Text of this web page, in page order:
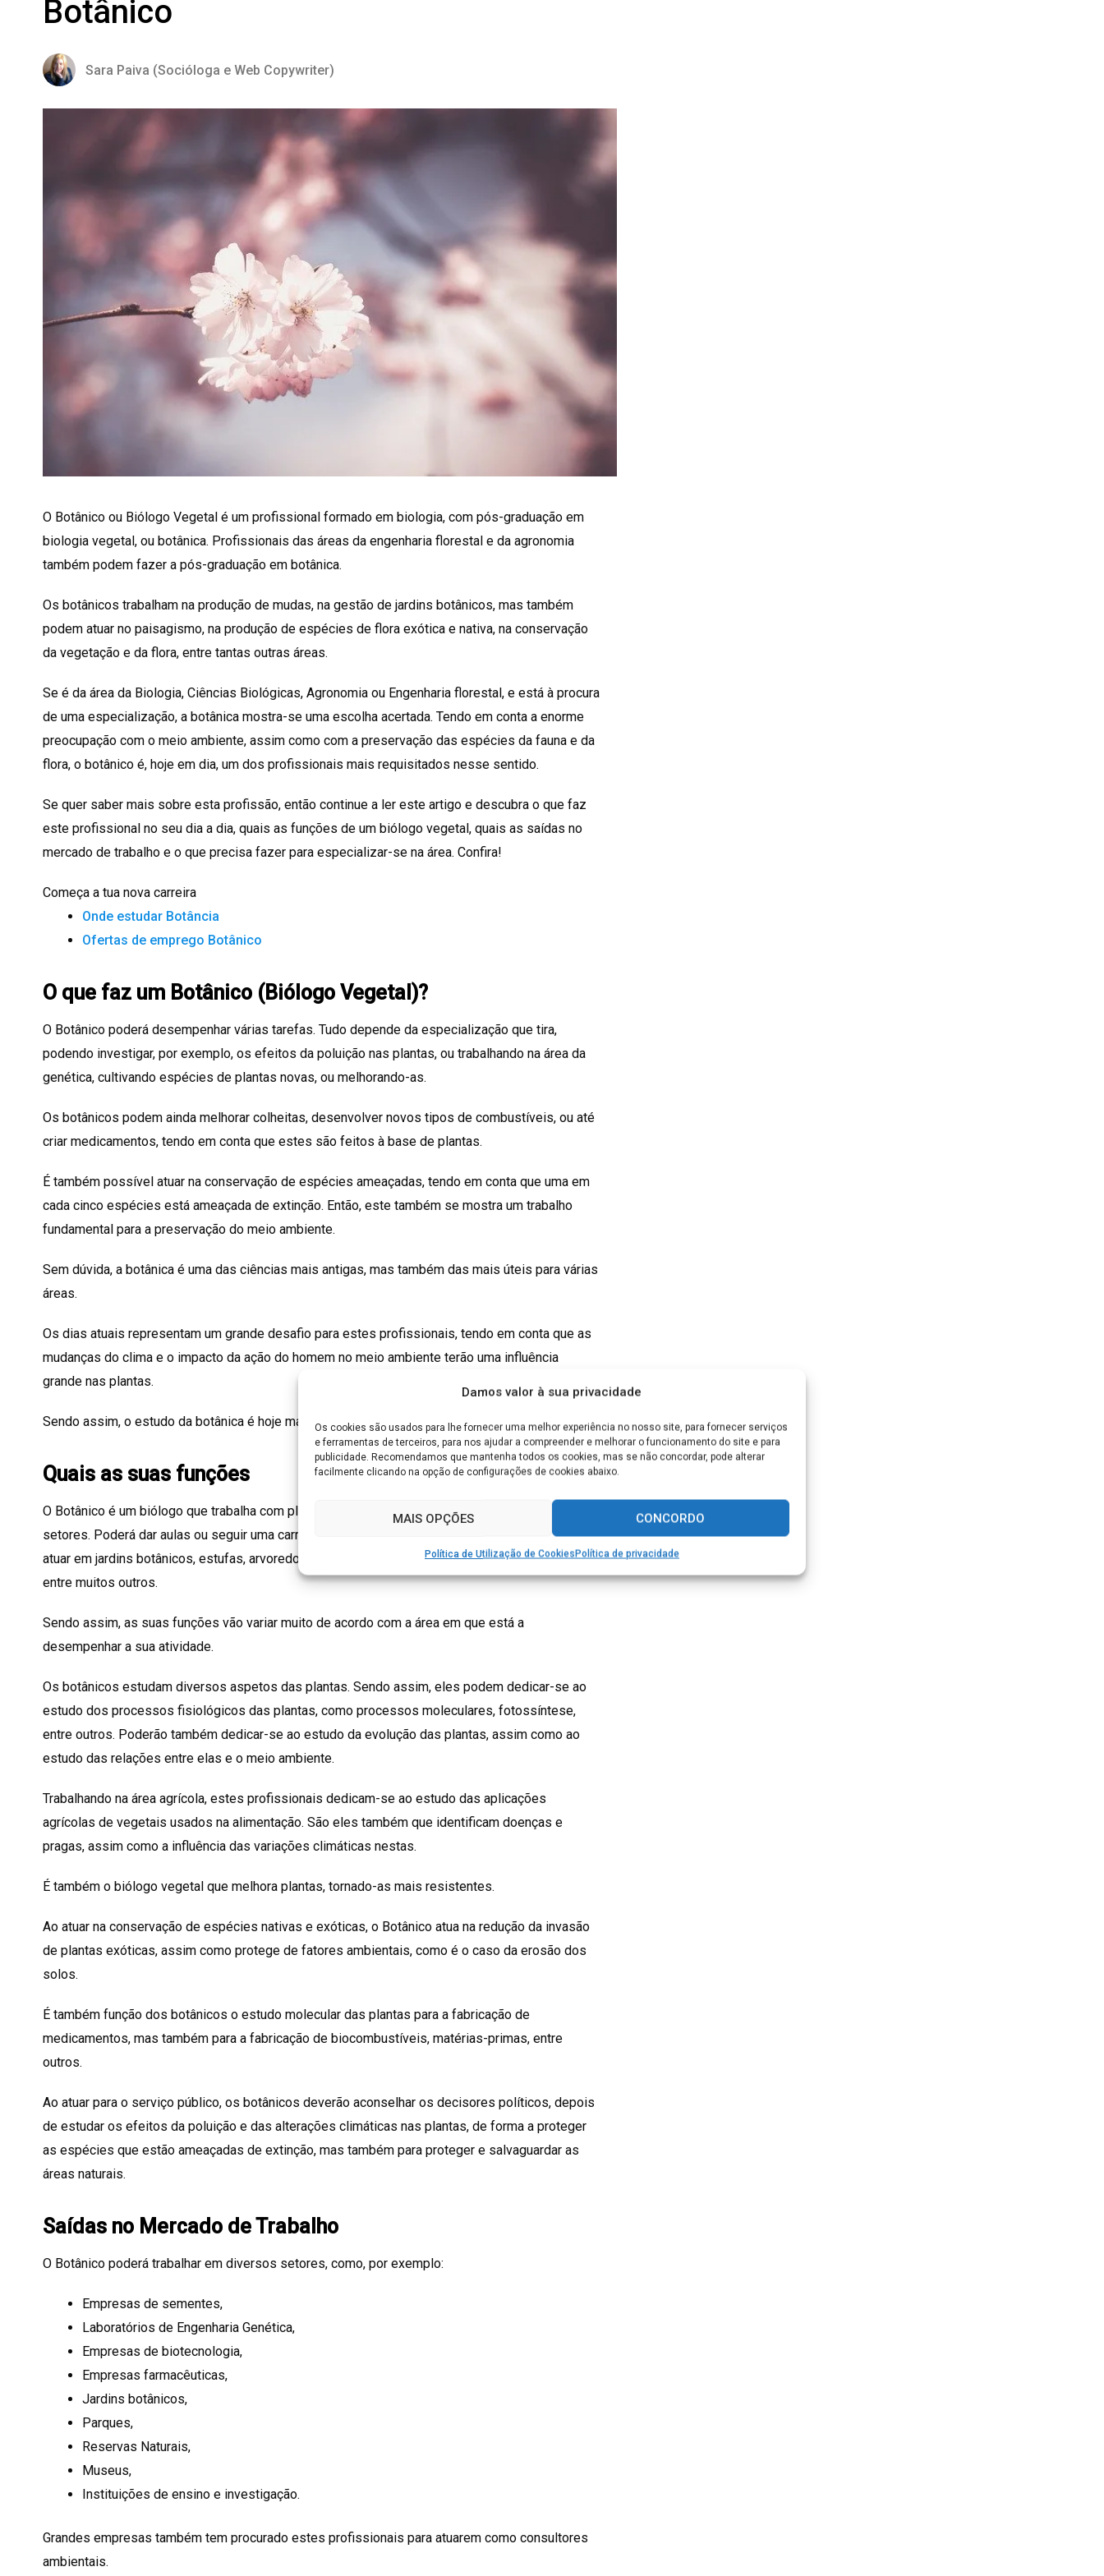
Damos valor à sua privacidade
Os cookies são usados para lhe fornecer uma melhor experiência no nosso site, para fornecer serviços
e ferramentas de terceiros, para nos ajudar a compreender e melhorar o funcionamento do site e para
publicidade. Recomendamos que mantenha todos os cookies, mas se não concordar, pode alterar
facilmente clicando na opção de configurações de cookies abaixo.
CONCORDO
MAIS OPÇÕES
Política de Utilização de CookiesPolítica de privacidade
Botânico
Sara Paiva (Socióloga e Web Copywriter)
O Botânico ou Biólogo Vegetal é um profissional formado em biologia, com pós-graduação em
biologia vegetal, ou botânica. Profissionais das áreas da engenharia florestal e da agronomia
também podem fazer a pós-graduação em botânica.
Os botânicos trabalham na produção de mudas, na gestão de jardins botânicos, mas também
podem atuar no paisagismo, na produção de espécies de flora exótica e nativa, na conservação
da vegetação e da flora, entre tantas outras áreas.
Se é da área da Biologia, Ciências Biológicas, Agronomia ou Engenharia florestal, e está à procura
de uma especialização, a botânica mostra-se uma escolha acertada. Tendo em conta a enorme
preocupação com o meio ambiente, assim como com a preservação das espécies da fauna e da
flora, o botânico é, hoje em dia, um dos profissionais mais requisitados nesse sentido.
Se quer saber mais sobre esta profissão, então continue a ler este artigo e descubra o que faz
este profissional no seu dia a dia, quais as funções de um biólogo vegetal, quais as saídas no
mercado de trabalho e o que precisa fazer para especializar-se na área. Confira!
Começa a tua nova carreira
Onde estudar Botância
Ofertas de emprego Botânico
O que faz um Botânico (Biólogo Vegetal)?
O Botânico poderá desempenhar várias tarefas. Tudo depende da especialização que tira,
podendo investigar, por exemplo, os efeitos da poluição nas plantas, ou trabalhando na área da
genética, cultivando espécies de plantas novas, ou melhorando-as.
Os botânicos podem ainda melhorar colheitas, desenvolver novos tipos de combustíveis, ou até
criar medicamentos, tendo em conta que estes são feitos à base de plantas.
É também possível atuar na conservação de espécies ameaçadas, tendo em conta que uma em
cada cinco espécies está ameaçada de extinção. Então, este também se mostra um trabalho
fundamental para a preservação do meio ambiente.
Sem dúvida, a botânica é uma das ciências mais antigas, mas também das mais úteis para várias
áreas.
Os dias atuais representam um grande desafio para estes profissionais, tendo em conta que as
mudanças do clima e o impacto da ação do homem no meio ambiente terão uma influência
grande nas plantas.
Sendo assim, o estudo da botânica é hoje mais importante do que em qualquer outra altura!
Quais as suas funções
O Botânico é um biólogo que trabalha com plantas, podendo atuar numa grande variedade de
setores. Poderá dar aulas ou seguir uma carreira académica de pesquisa. Mas também pode
atuar em jardins botânicos, estufas, arvoredos, laboratórios médicos, agências de biotecnologia,
entre muitos outros.
Sendo assim, as suas funções vão variar muito de acordo com a área em que está a
desempenhar a sua atividade.
Os botânicos estudam diversos aspetos das plantas. Sendo assim, eles podem dedicar-se ao
estudo dos processos fisiológicos das plantas, como processos moleculares, fotossíntese,
entre outros. Poderão também dedicar-se ao estudo da evolução das plantas, assim como ao
estudo das relações entre elas e o meio ambiente.
Trabalhando na área agrícola, estes profissionais dedicam-se ao estudo das aplicações
agrícolas de vegetais usados na alimentação. São eles também que identificam doenças e
pragas, assim como a influência das variações climáticas nestas.
É também o biólogo vegetal que melhora plantas, tornado-as mais resistentes.
Ao atuar na conservação de espécies nativas e exóticas, o Botânico atua na redução da invasão
de plantas exóticas, assim como protege de fatores ambientais, como é o caso da erosão dos
solos.
É também função dos botânicos o estudo molecular das plantas para a fabricação de
medicamentos, mas também para a fabricação de biocombustíveis, matérias-primas, entre
outros.
Ao atuar para o serviço público, os botânicos deverão aconselhar os decisores políticos, depois
de estudar os efeitos da poluição e das alterações climáticas nas plantas, de forma a proteger
as espécies que estão ameaçadas de extinção, mas também para proteger e salvaguardar as
áreas naturais.
Saídas no Mercado de Trabalho
O Botânico poderá trabalhar em diversos setores, como, por exemplo:
Empresas de sementes,
Laboratórios de Engenharia Genética,
Empresas de biotecnologia,
Empresas farmacêuticas,
Jardins botânicos,
Parques,
Reservas Naturais,
Museus,
Instituições de ensino e investigação.
Grandes empresas também tem procurado estes profissionais para atuarem como consultores
ambientais.